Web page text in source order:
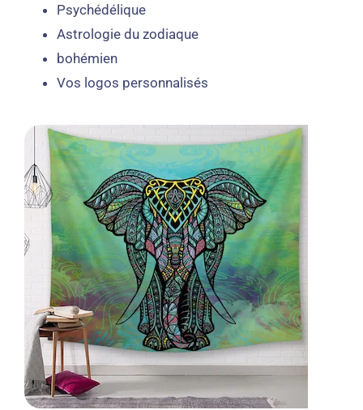
Psychédélique
Astrologie du zodiaque
bohémien
Vos logos personnalisés